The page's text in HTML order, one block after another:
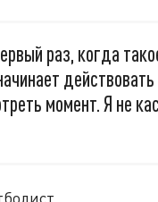
раз, когда
момент. Я не